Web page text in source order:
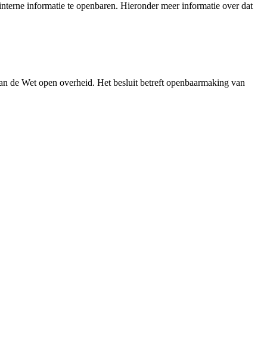
informatie te openbaren. Hieronder meer informatie over dat
de Wet open overheid. Het besluit betreft openbaarmaking van